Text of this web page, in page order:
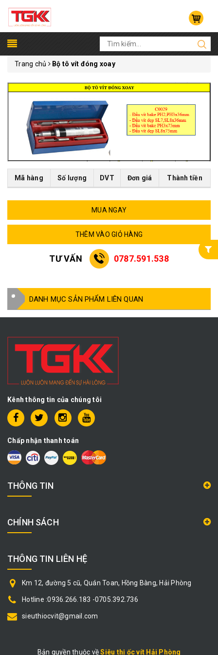
Trang chủ Bộ tô vít đóng xoay
Mã hàng Số lượng DVT Đơn giá Thành tiền
MUA NGAY
THÊM VÀO GIỎ HÀNG
TƯ VẤN 0787.591.538
DANH MỤC SẢN PHẨM LIÊN QUAN
Kênh thông tin của chúng tôi
Chấp nhận thanh toán
THÔNG TIN
CHÍNH SÁCH
THÔNG TIN LIÊN HỆ
Km 12, đường 5 cũ, Quán Toan, Hồng Bàng, Hải Phòng
Hotline :0936.266.183 -0705.392.736
sieuthiocvit@gmail.com
Bản quyền thuộc vềSiêu thị ốc vít Hải Phòng